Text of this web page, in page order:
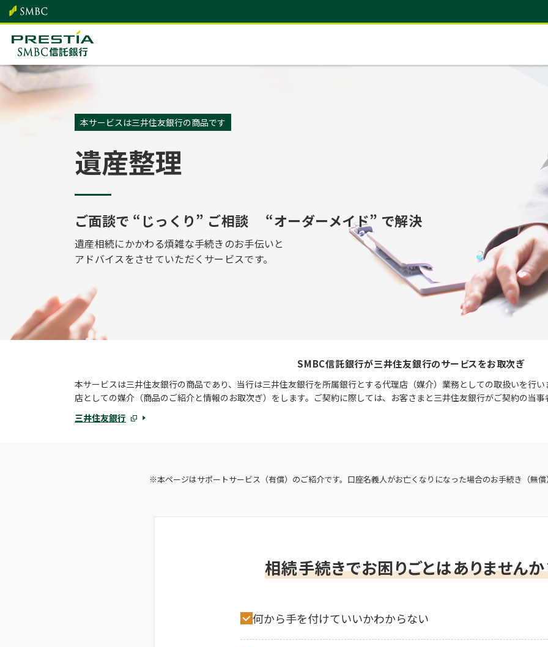
本サービスは三井住友銀行の商品です
遺産整理
ご面談で “じっくり” ご相談 “オーダーメイド” で解決
遺産相続にかかわる煩雑な手続きのお手伝いと
アドバイスをさせていただく サービスです。
SMBC信託銀行が三井住友銀行のサービスをお取次ぎ
本サービスは三井住友銀行の商品であり、当行は三井住友銀行を所属銀行とする代理店（媒介）業務としての取扱いを行
店としての媒介（商品のご紹介と情報のお取次ぎ）をします。ご契約に際しては、お客さまと三井住友銀行がご契約の当事
三井住友銀行
※本ページはサポートサービス（有償）のご紹介です。口座名義人がお亡くなりになった場合のお手続き（無
相続手続きでお困りごとはありませんか
何から手を付けていいかわからない